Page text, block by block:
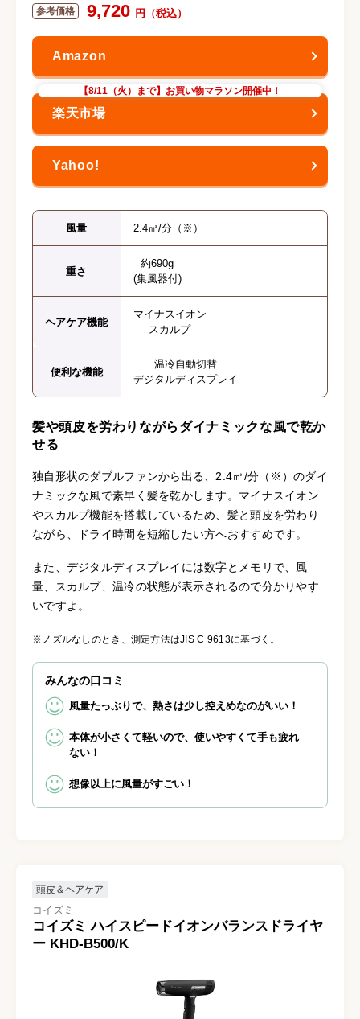
9,720
【8/11（火）まで】お買い物マラソン開催中！
風量 2.4㎥/分（※）
重さ
約690g
(集風器付)
ヘアケア機能
マイナスイオン
スカルプ
便利な機能
温冷自動切替
デジタルディスプレイ
髪や頭皮を労わりながらダイナミックな風で乾か
せる
独自形状のダブルファンから出る、2.4㎥/分（※）のダイ
ナミックな風で素早く髪を乾かします。マイナスイオン
やスカルプ機能を搭載しているため、髪と頭皮を労わり
ながら、ドライ時間を短縮したい方へおすすめです。
また、デジタルディスプレイには数字とメモリで、風
量、スカルプ、温冷の状態が表示されるので分かりやす
いですよ。
※ノズルなしのとき、測定方法はJIS C 9613に基づく。
みんなの口コミ
風量たっぷりで、熱さは少し控えめなのがいい！
本体が小さくて軽いので、使いやすくて手も疲れ
ない！
想像以上に風量がすごい！
頭皮＆ヘアケア
コイズミ
コイズミ ハイスピードイオンバランスドライヤ
ー KHD-B500/K